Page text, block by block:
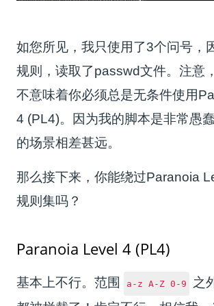
如您所见，我只使用了3个问号，
规则，读取了passwd文件。注意
不意味着你必须总是无条件使用
4 (PL4)。因为我的脚本是非常愚
的场景相差甚远。
那么接下来，你能绕过Paranoia
规则集吗？
Paranoia Level 4 (PL4)
基本上不行。范围 a-z A-Z 0-9
之